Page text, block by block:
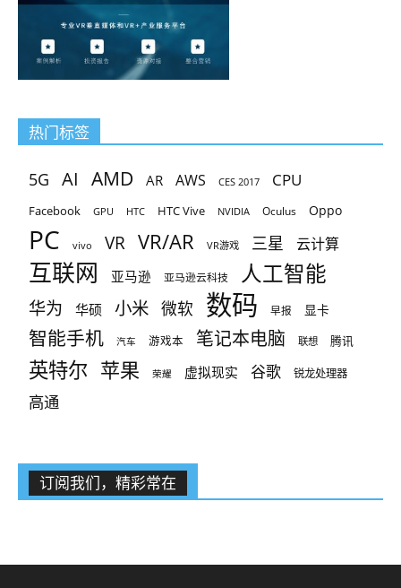
热门标签
5G AI AMD AR AWS CES 2017 CPU
Facebook GPU HTC HTC Vive NVIDIA Oculus Oppo
PC vivo VR VR/AR VR游戏 三星 云计算
互联网 亚马逊 亚马逊云科技 人工智能
华为 华硕 小米 微软 数码 早报 显卡
智能手机 汽车 游戏本 笔记本电脑 联想 腾讯
英特尔 苹果 荣耀 虚拟现实 谷歌 锐龙处理器
高通
订阅我们，精彩常在